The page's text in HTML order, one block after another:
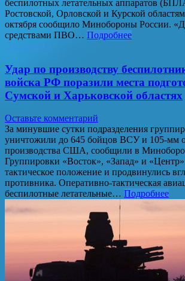
беспилотных летательных аппаратов
Ростовской, Орловской и Курской
октября сообщило Минобороны России.
средствами ПВО… Подробнее
Удар по производству
войска РФ поразили места
Сумской и Харьковской областях
Оставьте комментарий
За минувшие сутки подразделения
уничтожили до 645 бойцов ВСУ и 105-мм
производства США, сообщили в
Группировки «Восток», «Запад» и
тактическое положение и продвинулись
противника. Оперативно-тактическая
беспилотные летательные… Подробнее